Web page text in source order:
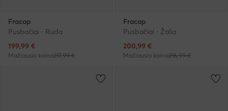
Fracap
Pusbačiai · Ruda
Dabartinė kaina
199,99 €
Mažiausia kaina217,99 €
Fracap
Pusbačiai · Žalia
Dabartinė kaina
200,99 €
Mažiausia kaina216,99 €